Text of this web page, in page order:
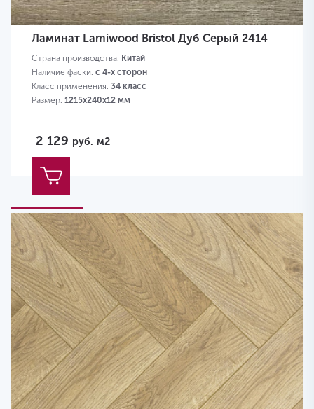
Ламинат Lamiwood Bristol Дуб Серый 2414
Страна производства: Китай
Наличие фаски: с 4-х сторон
Класс применения: 34 класс
Размер: 1215х240х12 мм
2 129 руб. м2